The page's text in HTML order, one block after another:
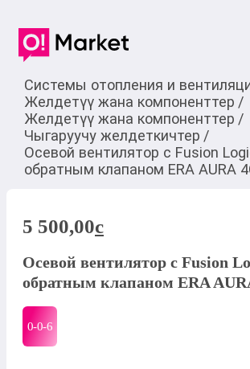
Системы отопления и
Желдетүү жана компоненттер /
Желдетүү жана компоненттер /
Чыгаруучу желдеткичтер /
Осевой вентилятор с Fusion
обратным клапаном ERA AURA
5 500,00c
Осевой вентилятор с Fusion
обратным клапаном ERA
0-0-6